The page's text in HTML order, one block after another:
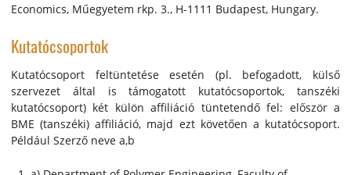
Economics, Műegyetem rkp. 3., H-1111 Budapest, Hungary.
Kutatócsoportok
Kutatócsoport feltüntetése esetén (pl. befogadott, külső
szervezet által is támogatott kutatócsoportok, tanszéki
kutatócsoport) két külön affiliáció tüntetendő fel: először a
BME (tanszéki) affiliáció, majd ezt követően a kutatócsoport.
Például Szerző neve a,b